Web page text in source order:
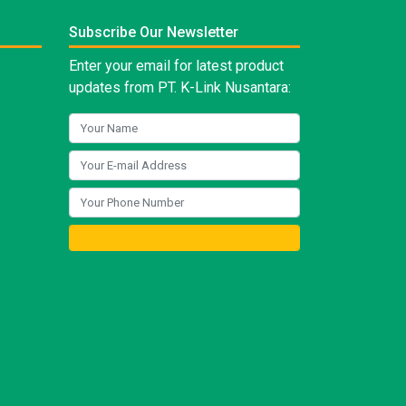
Subscribe Our Newsletter
Enter your email for latest product
updates from PT. K-Link Nusantara: